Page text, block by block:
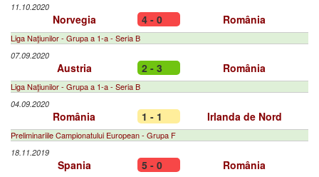
11.10.2020
Norvegia 4 - 0 România
Liga Naţiunilor - Grupa a 1-a - Seria B
07.09.2020
Austria 2 - 3 România
Liga Naţiunilor - Grupa a 1-a - Seria B
04.09.2020
România 1 - 1 Irlanda de Nord
Preliminariile Campionatului European - Grupa F
18.11.2019
Spania 5 - 0 România